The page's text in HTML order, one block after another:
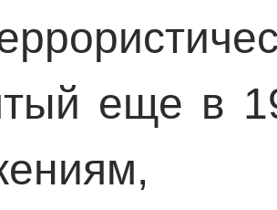
еще в